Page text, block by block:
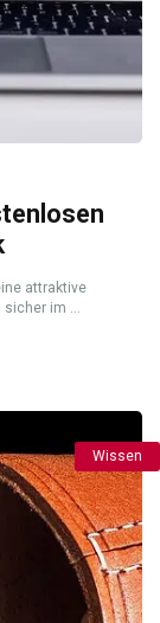
attraktive
sicher im ...
Wissen